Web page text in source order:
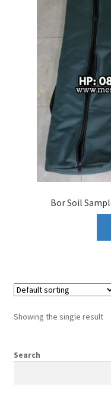
Sample Page
Bor Soil
Showing the single result
Search